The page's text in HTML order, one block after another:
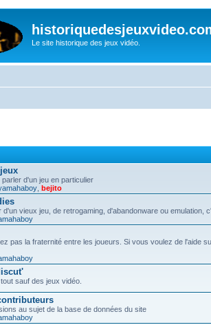
Le site historique des jeux vidéo.
d'un jeu en particulier
bejito
d'un vieux jeu, de retrogaming, d'abandonware ou emulation,
pas la fraternité entre les joueurs. Si vous voulez de l'aide
sauf des jeux vidéo.
au sujet de la base de données du site